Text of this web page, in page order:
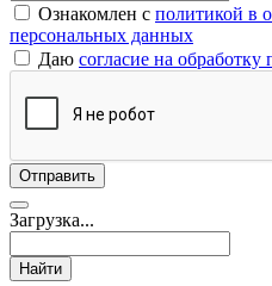
Ознакомлен с политикой в
персональных данных
Даю согласие на
Загрузка...
Найти